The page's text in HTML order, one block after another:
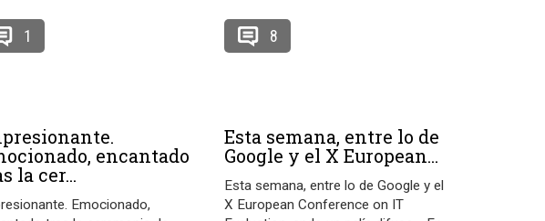
1 8
encantado
la cer...
Emocionado,
Esta semana, entre lo de
Google y el X European...
Esta semana, entre lo de Google y el
X European Conference on IT